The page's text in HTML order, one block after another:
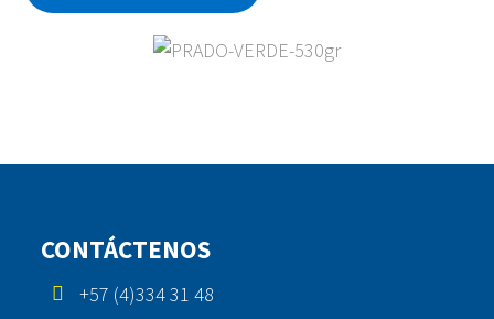
CONTÁCTENOS
+57 (4)334 31 48